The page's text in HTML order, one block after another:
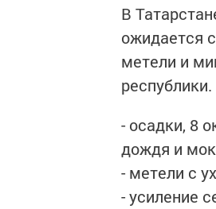
В
ожидается
метели и
республики.
- осадки, 8
дождя и
- метели с
- усиление